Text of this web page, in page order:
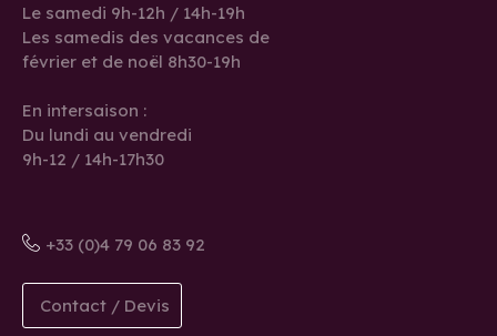
Le samedi 9h-12h / 14h-19h
Les samedis des vacances de
février et de noël 8h30-19h
En intersaison :
Du lundi au vendredi
9h-12 / 14h-17h30
+33 (0)4 79 06 83 92
Contact / Devis